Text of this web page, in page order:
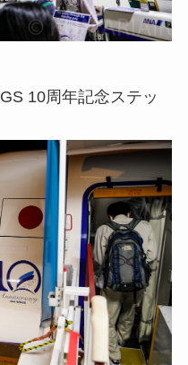
10周年記念ステッ